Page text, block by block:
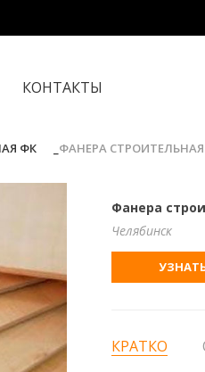
КОНТАКТЫ
ФК ФАНЕРА СТРОИТЕЛЬНАЯ
Фанера
Челябинск
КРАТКО